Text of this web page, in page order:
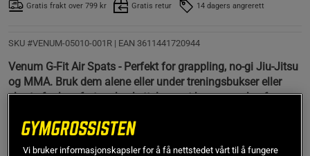
Gratis frakt over 799 kr Gratis retur 14 dagers angrerett
SKU #VENUM-05010-001R | EAN 3611441720944
Venum G-Fit Air Spats - Perfekt for grappling, no-gi Jiu-Jitsu
og MMA. Bruk dem alene eller under treningsbukser eller
shorts for komfort og beskyttelse mot brennemerker fra
Les mer
Vi bruker informasjonskapsler for å få nettstedet vårt til å fungere